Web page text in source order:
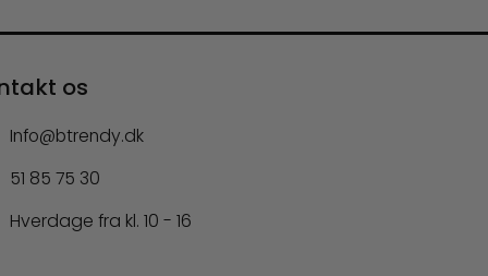
os
Info@btrendy.dk
51 85 75 30
Hverdage fra kl. 10 - 16